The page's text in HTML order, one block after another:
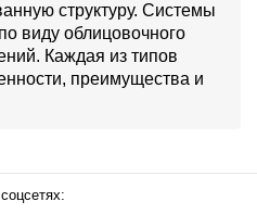
структуру. Системы
виду облицовочного
Каждая из типов
преимущества и